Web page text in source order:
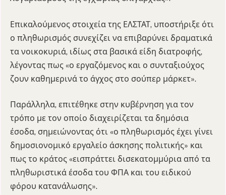
Επικαλούμενος στοιχεία της ΕΛΣΤΑΤ, υποστήριξε ότι
ο πληθωρισμός συνεχίζει να επιβαρύνει δραματικά
τα νοικοκυριά, ιδίως στα βασικά είδη διατροφής,
λέγοντας πως «ο εργαζόμενος και ο συνταξιούχος
ζουν καθημερινά το άγχος στο σούπερ μάρκετ».
Παράλληλα, επιτέθηκε στην κυβέρνηση για τον
τρόπο με τον οποίο διαχειρίζεται τα δημόσια
έσοδα, σημειώνοντας ότι «ο πληθωρισμός έχει γίνει
δημοσιονομικό εργαλείο άσκησης πολιτικής» και
πως το κράτος «εισπράττει δισεκατομμύρια από τα
πληθωριστικά έσοδα του ΦΠΑ και του ειδικού
φόρου κατανάλωσης».